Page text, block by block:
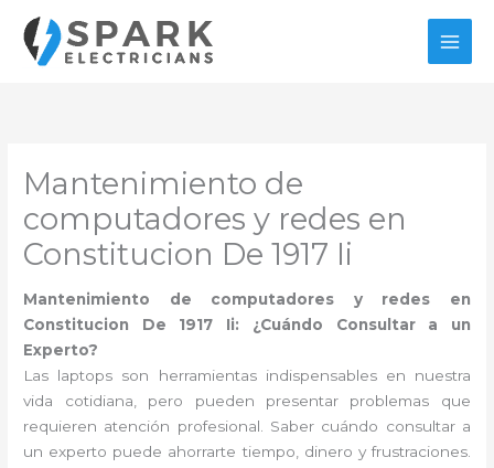
contenido
Mantenimiento de
computadores y redes en
Constitucion De 1917 Ii
Mantenimiento de computadores y redes en
Constitucion De 1917 Ii: ¿Cuándo Consultar a un
Experto?
Las laptops son herramientas indispensables en nuestra
vida cotidiana, pero pueden presentar problemas que
requieren atención profesional. Saber cuándo consultar a
un experto puede ahorrarte tiempo, dinero y frustraciones.